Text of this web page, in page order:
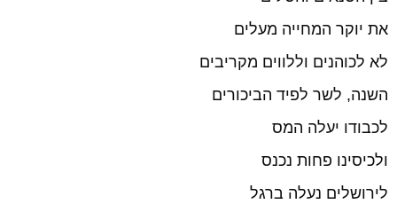
את יוקר המחייה מעלים
לא לכוהנים וללווים מקריבים
השנה, לשר לפיד הביכורים
לכבודו יעלה המס
ולכיסינו פחות נכנס
לירושלים נעלה ברגל